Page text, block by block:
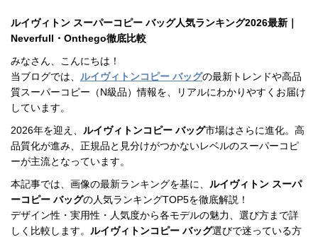
登
録
ダ
ー
管
理
知
ら
せ
ホ
ー
ム
ッ
グ
通
販
人
気
ルイヴィトン スーパーコピー バッグ人気ランキング2026最新｜
Neverfull・Onthego徹底比較
みなさん、こんにちは！
当ブログでは、 ルイヴィトンコピー バッグの最新トレンドや高品
質スーパーコピー（N級品）情報を、リアルにわかりやすくお届け
しています。
2026年を迎え、 ルイヴィトンコピー バッグ市場はさらに進化。高
品質化が進み、正規品と見分けがつかないレベルのスーパーコピ
ーが主流となっています。
本記事では、画像の最新ランキングを基に、 ルイヴィトン スーパ
ーコピー バッグの人気ランキングTOP5を徹底解説！
デザイン性・実用性・人気度から各モデルの魅力、選び方まで詳
しく比較します。 ルイヴィトンコピー バッグ選びで迷っている方